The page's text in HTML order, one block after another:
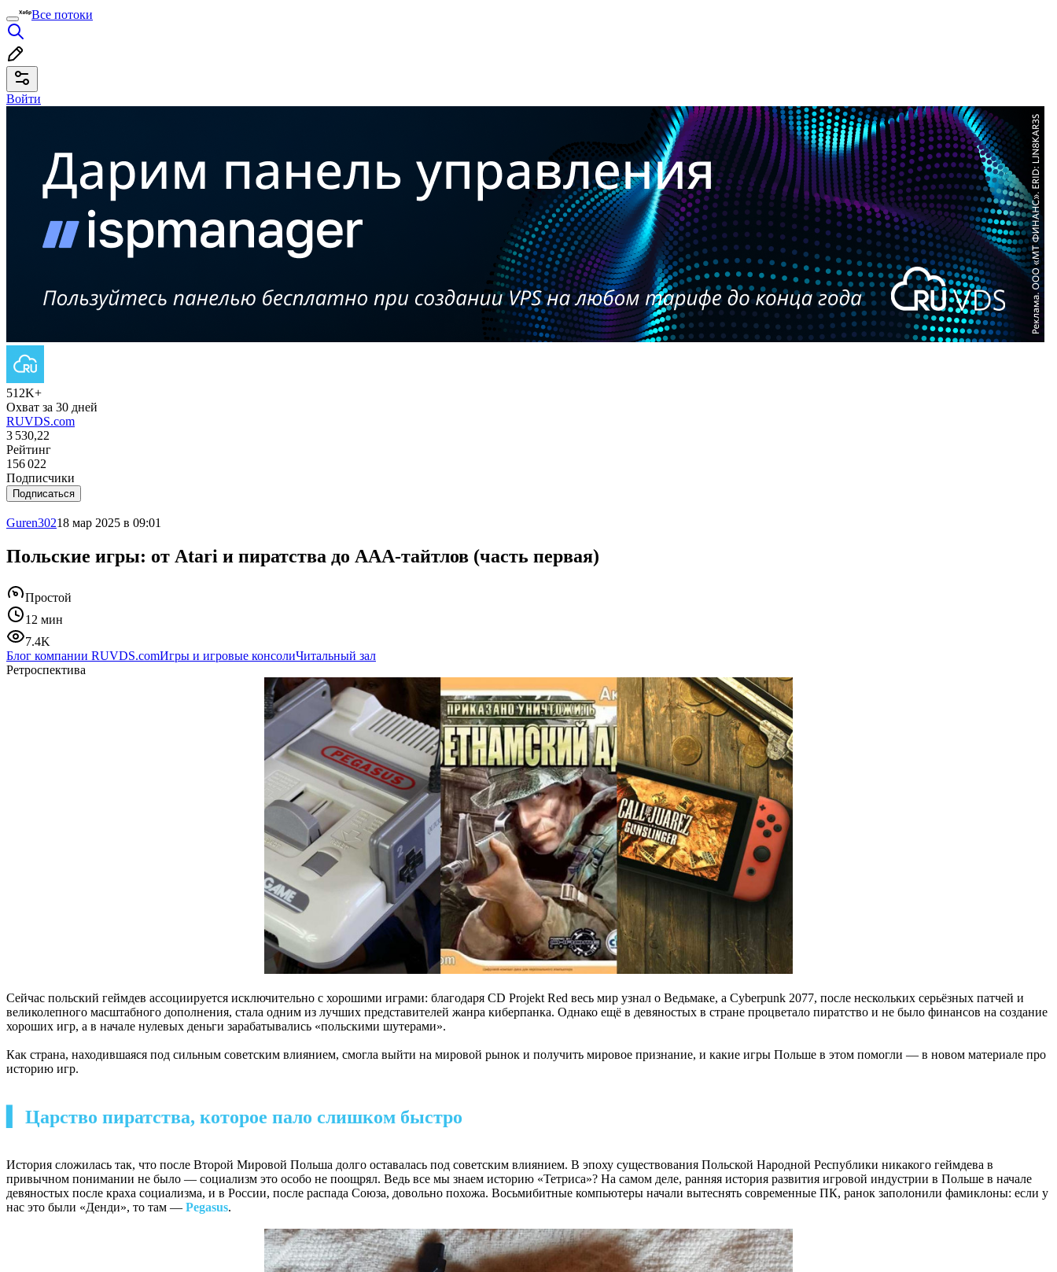
Все потоки
Войти
512K+
Охват за 30 дней
RUVDS.com
3 530,22
Рейтинг
156 022
Подписчики
Подписаться
Guren30218 мар 2025 в 09:01
Польские игры: от Atari и пиратства до AAA-тайтлов (часть первая)
Простой
12 мин
7.4K
Блог компании RUVDS.comИгры и игровые консолиЧитальный зал
Ретроспектива
Сейчас польский геймдев ассоциируется исключительно с хорошими играми: благодаря CD Projekt Red весь мир узнал о Ведьмаке, а Cyberpunk 2077, после нескольких серьёзных патчей и
великолепного масштабного дополнения, стала одним из лучших представителей жанра киберпанка. Однако ещё в девяностых в стране процветало пиратство и не было финансов на создание
хороших игр, а в начале нулевых деньги зарабатывались «польскими шутерами».
Как страна, находившаяся под сильным советским влиянием, смогла выйти на мировой рынок и получить мировое признание, и какие игры Польше в этом помогли — в новом материале про
историю игр.
▍ Царство пиратства, которое пало слишком быстро
История сложилась так, что после Второй Мировой Польша долго оставалась под советским влиянием. В эпоху существования Польской Народной Республики никакого геймдева в
привычном понимании не было — социализм это особо не поощрял. Ведь все мы знаем историю «Тетриса»? На самом деле, ранняя история развития игровой индустрии в Польше в начале
девяностых после краха социализма, и в России, после распада Союза, довольно похожа. Восьмибитные компьютеры начали вытеснять современные ПК, ранок заполонили фамиклоны: если у
нас это были «Денди», то там — Pegasus.